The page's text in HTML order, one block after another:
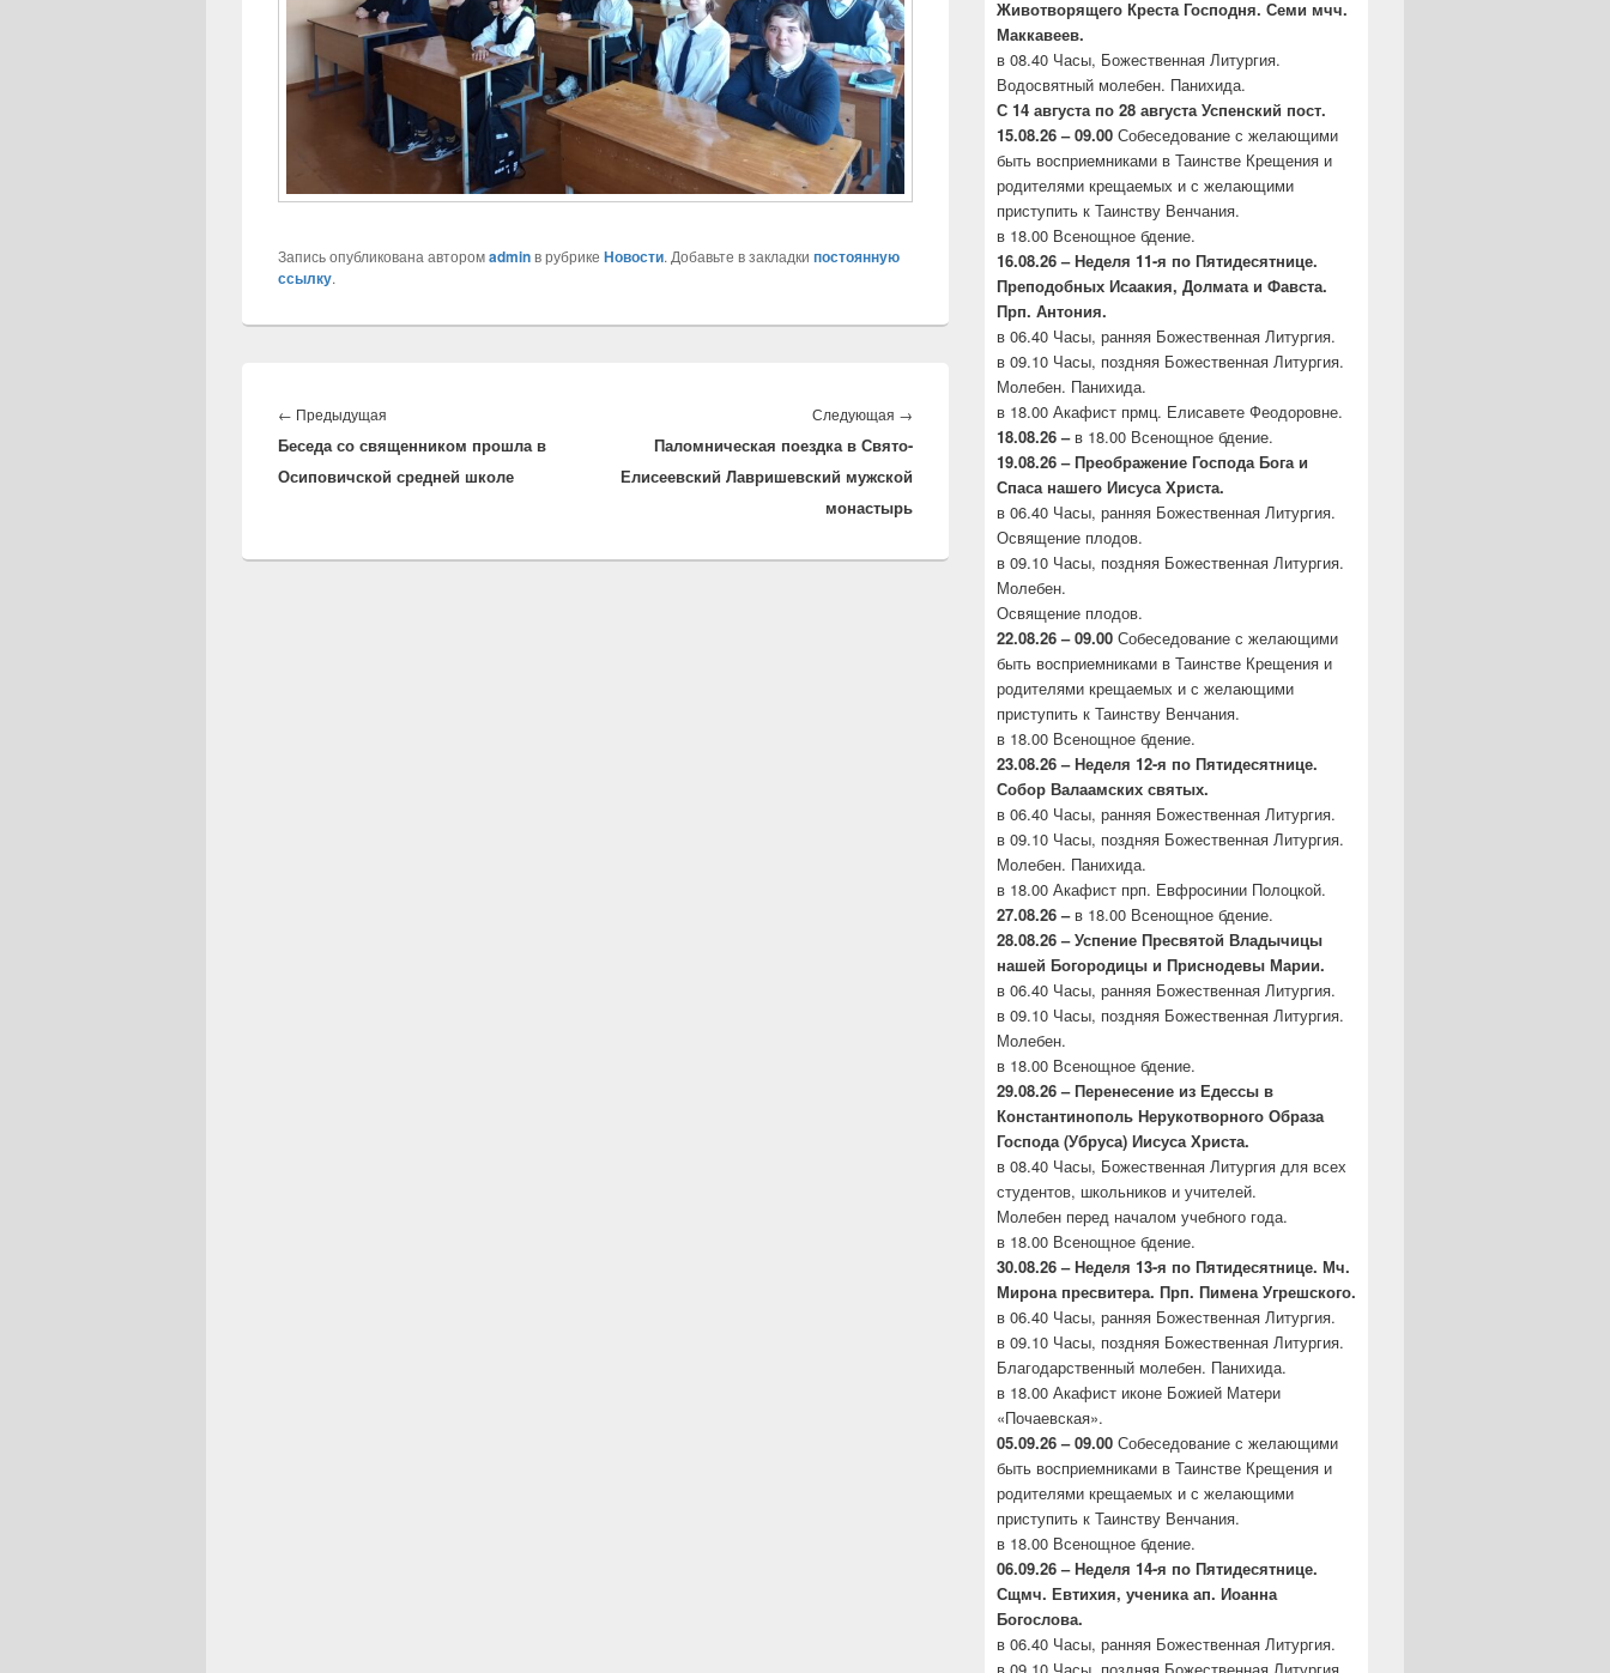
Запись опубликована авторомadminв рубрике Новости. Добавьте в закладки постоянную
ссылку.
по
записям
← Предыдущая
запись:
Беседа со священником прошла в
Осиповичской средней школе
Следующая → Следующая
Паломническая поездка в Свято-
Елисеевский Лавришевский мужской
монастырь
Животворящего Креста Господня. Семи мчч.
Маккавеев.
в 08.40 Часы, Божественная Литургия.
Водосвятный молебен. Панихида.
С 14 августа по 28 августа Успенский пост.
15.08.26 – 09.00 Собеседование с желающими
быть восприемниками в Таинстве Крещения и
родителями крещаемых и с желающими
приступить к Таинству Венчания.
в 18.00 Всенощное бдение.
16.08.26 – Неделя 11-я по Пятидесятнице.
Преподобных Исаакия, Долмата и Фавста.
Прп. Антония.
в 06.40 Часы, ранняя Божественная Литургия.
в 09.10 Часы, поздняя Божественная Литургия.
Молебен. Панихида.
в 18.00 Акафист прмц. Елисавете Феодоровне.
18.08.26 –в 18.00 Всенощное бдение.
19.08.26 – Преображение Господа Бога и
Спаса нашего Иисуса Христа.
в 06.40 Часы, ранняя Божественная Литургия.
Освящение плодов.
в 09.10 Часы, поздняя Божественная Литургия.
Молебен.
Освящение плодов.
22.08.26 – 09.00 Собеседование с желающими
быть восприемниками в Таинстве Крещения и
родителями крещаемых и с желающими
приступить к Таинству Венчания.
в 18.00 Всенощное бдение.
23.08.26 – Неделя 12-я по Пятидесятнице.
Собор Валаамских святых.
в 06.40 Часы, ранняя Божественная Литургия.
в 09.10 Часы, поздняя Божественная Литургия.
Молебен. Панихида.
в 18.00 Акафист прп. Евфросинии Полоцкой.
27.08.26 –в 18.00 Всенощное бдение.
28.08.26 – Успение Пресвятой Владычицы
нашей Богородицы и Приснодевы Марии.
в 06.40 Часы, ранняя Божественная Литургия.
в 09.10 Часы, поздняя Божественная Литургия.
Молебен.
в 18.00 Всенощное бдение.
29.08.26 – Перенесение из Едессы в
Константинополь Нерукотворного Образа
Господа (Убруса) Иисуса Христа.
в 08.40 Часы, Божественная Литургия для всех
студентов, школьников и учителей.
Молебен перед началом учебного года.
в 18.00 Всенощное бдение.
30.08.26 – Неделя 13-я по Пятидесятнице. Мч.
Мирона пресвитера. Прп. Пимена Угрешского.
в 06.40 Часы, ранняя Божественная Литургия.
в 09.10 Часы, поздняя Божественная Литургия.
Благодарственный молебен. Панихида.
в 18.00 Акафист иконе Божией Матери
«Почаевская».
05.09.26 – 09.00 Собеседование с желающими
быть восприемниками в Таинстве Крещения и
родителями крещаемых и с желающими
приступить к Таинству Венчания.
в 18.00 Всенощное бдение.
06.09.26 – Неделя 14-я по Пятидесятнице.
Сщмч. Евтихия, ученика ап. Иоанна
Богослова.
в 06.40 Часы, ранняя Божественная Литургия.